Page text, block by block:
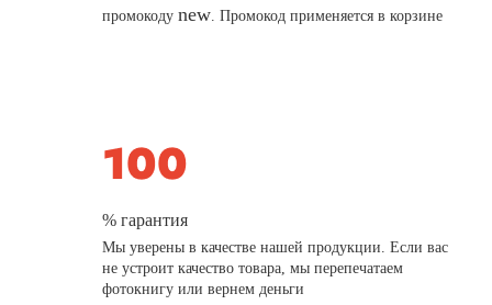
промокодуnew. Промокод применяется в корзине
% гарантия
Мы уверены в качестве нашей продукции. Если вас
не устроит качество товара, мы перепечатаем
фотокнигу или вернем деньги